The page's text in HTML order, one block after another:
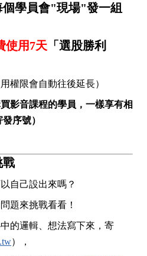
學員會"現場"發一組
使用7天 「選股勝利
權限會自動往後延長）
影音課程的學員，一樣享有相
序號）
戰
自己設出來嗎？
題來挑戰看看！
的邏輯、想法寫下來，寄
），